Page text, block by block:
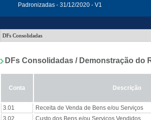
Padronizadas - 31/12/2020 - V1